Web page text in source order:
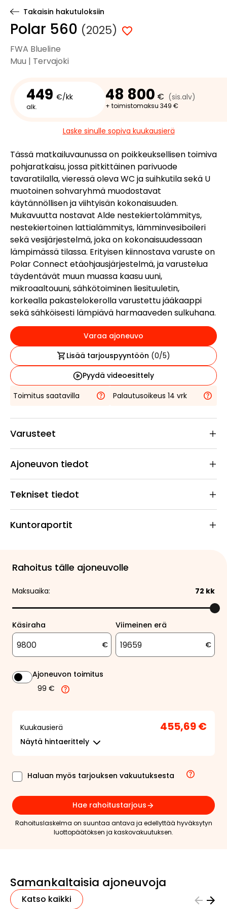
Takaisin hakutuloksiin
Polar 560 (2025)
FWA Blueline
Muu | Tervajoki
449 €/kk
alk.
48 800 € (sis.alv)
+ toimistomaksu 349 €
Laske sinulle sopiva kuukausierä
Tässä matkailuvaunussa on poikkeuksellisen toimiva
pohjaratkaisu, jossa pitkittäinen parivuode
tavaratilalla, vieressä oleva WC ja suihkutila sekä U
muotoinen sohvaryhmä muodostavat
käytännöllisen ja viihtyisän kokonaisuuden.
Mukavuutta nostavat Alde nestekiertolämmitys,
nestekiertoinen lattialämmitys, lämminvesiboileri
sekä vesijärjestelmä, joka on kokonaisuudessaan
lämpimässä tilassa. Erityisen kiinnostava varuste on
Polar Connect etäohjausjärjestelmä, ja varustelua
täydentävät muun muassa kaasu uuni,
mikroaaltouuni, sähkötoiminen liesituuletin,
korkealla pakastelokerolla varustettu jääkaappi
sekä sähköisesti lämpiävä harmaaveden sulkuhana.
Varaa ajoneuvo
Lisää tarjouspyyntöön (0/5)
Pyydä videoesittely
Toimitus saatavilla
Palautusoikeus 14 vrk
Varusteet
Ajoneuvon tiedot
Tekniset tiedot
Kuntoraportit
Rahoitus tälle ajoneuvolle
Maksuaika: 72 kk
Käsiraha
€
Viimeinen erä
€
Ajoneuvon toimitus
99 €
Kuukausierä 455,69 €
Näytä hintaerittely
Haluan myös tarjouksen vakuutuksesta
Hae rahoitustarjous
Rahoituslaskelma on suuntaa antava ja edellyttää hyväksytyn
luottopäätöksen ja kaskovakuutuksen.
Samankaltaisia ajoneuvoja
Katso kaikki